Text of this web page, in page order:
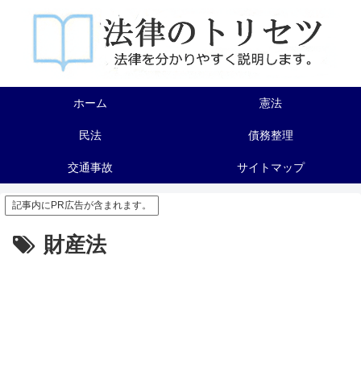
ホーム 憲法
民法 債務整理
交通事故 サイトマップ
記事内にPR広告が含まれます。
財産法